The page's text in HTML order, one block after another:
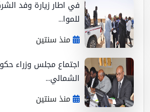
في اطار زيارة وفد الشركة
للموا...
منذ سنتين
اجتماع مجلس وزراء حكومة
الشمالي...
منذ سنتين